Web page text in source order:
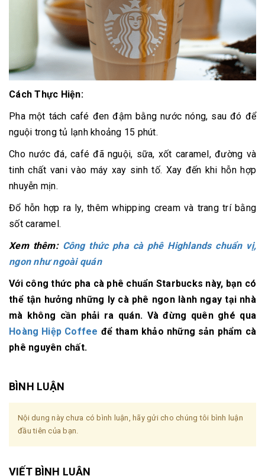
Cách Thực Hiện:
Pha một tách café đen đậm bằng nước nóng, sau đó để
nguội trong tủ lạnh khoảng 15 phút.
Cho nước đá, café đã nguội, sữa, xốt caramel, đường và
tinh chất vani vào máy xay sinh tố. Xay đến khi hỗn hợp
nhuyễn mịn.
Đổ hỗn hợp ra ly, thêm whipping cream và trang trí bằng
sốt caramel.
Xem thêm: Công thức pha cà phê Highlands chuẩn vị,
ngon như ngoài quán
Với công thức pha cà phê chuẩn Starbucks này, bạn có
thể tận hưởng những ly cà phê ngon lành ngay tại nhà
mà không cần phải ra quán. Và đừng quên ghé qua
Hoàng Hiệp Coffee để tham khảo những sản phẩm cà
phê nguyên chất.
BÌNH LUẬN
Nội dung này chưa có bình luận, hãy gửi cho chúng tôi bình luận
đầu tiên của bạn.
VIẾT BÌNH LUẬN